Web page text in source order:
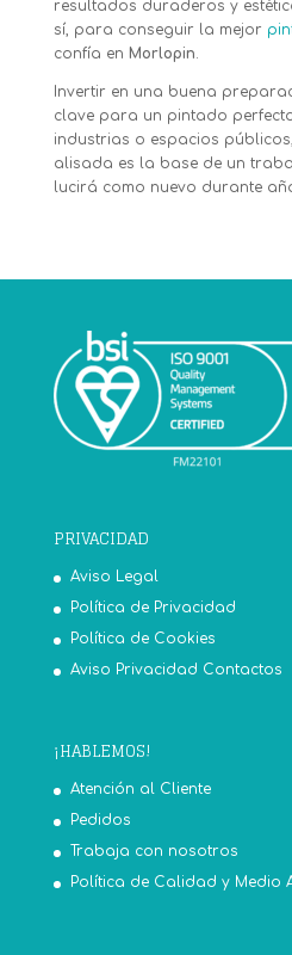
resultados duraderos y
sí, para conseguir la mejor
confía en Morlopin
Invertir en una buena
clave para un pintado
industrias o espacios
alisada es la base de un
lucirá como nuevo durante
PRIVACIDAD
Aviso Legal
Política de Privacidad
Política de Cookies
Aviso Privacidad Contactos
¡HABLEMOS!
Atención al Cliente
Pedidos
Trabaja con nosotros
Política de Calidad y Medio